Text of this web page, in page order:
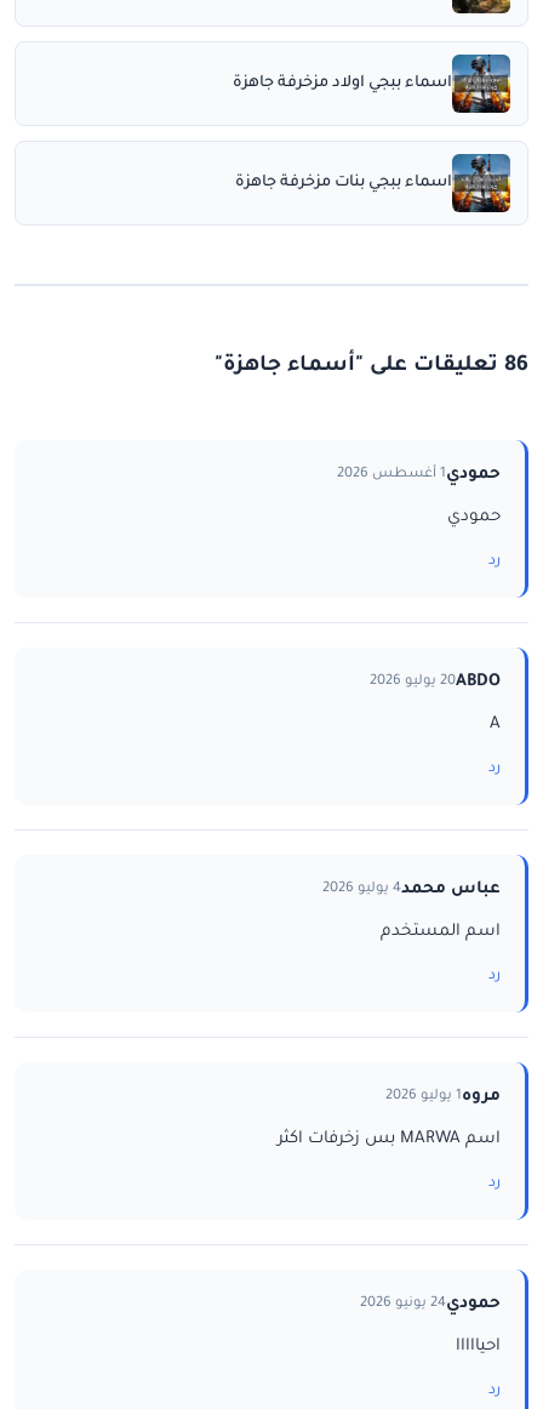
اسماء ببجي اولاد مزخرفة جاهزة
اسماء ببجي بنات مزخرفة جاهزة
86 تعليقات على "أسماء جاهزة"
حمودي1 أغسطس 2026
حمودي
رد
ABDO20 يوليو 2026
A
رد
عباس محمد4 يوليو 2026
اسم المستخدم
رد
مروه1 يوليو 2026
اسم MARWA بس زخرفات اكثر
رد
حمودي24 يونيو 2026
احيااااا
رد